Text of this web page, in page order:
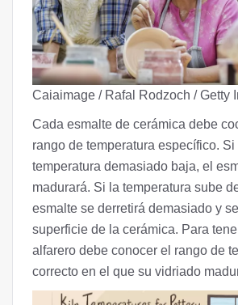
Caiaimage / Rafal Rodzoch / Getty
Cada esmalte de cerámica debe
rango de temperatura específico.
temperatura demasiado baja, el
madurará. Si la temperatura sube
esmalte se derretirá demasiado y
superficie de la cerámica. Para
alfarero debe conocer el rango de
correcto en el que su vidriado